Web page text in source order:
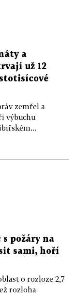
a
už 12
zemřel a
výbuchu
požáry na
sami, hoří
o rozloze 2,7
rozloha